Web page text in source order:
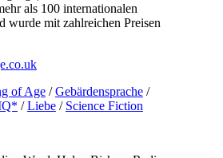
als 100 internationalen
wurde mit zahlreichen Preisen
of Age/Gebärdensprache/
/Liebe/ Science Fiction